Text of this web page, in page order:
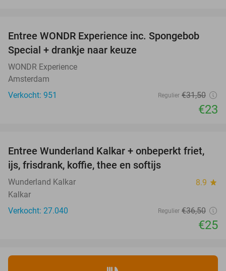
27%
Entree WONDR Experience inc. Spongebob
Special + drankje naar keuze
WONDR Experience
Amsterdam
Verkocht: 951
Regulier €31,50
€23
32%
Entree Wunderland Kalkar + onbeperkt friet,
ijs, frisdrank, koffie, thee en softijs
Wunderland Kalkar 8.9 star
Kalkar
Verkocht: 27.040
Regulier €36,50
€25